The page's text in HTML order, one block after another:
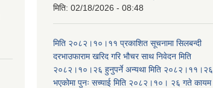
मिति: 02/18/2026 - 08:48
मिति २०८२।१०।११ प्रकाशित सूचनामा सिलबन्दी
दरभाउफाराम खरिद गरि भौचर साथ निवेदन मिति
२०८२।१०।२६ हुनुपर्ने अन्यथा मिति २०८२।११।२६
भएकोमा पुनः सच्याई मिति २०८२।१०। २६ गते कायम